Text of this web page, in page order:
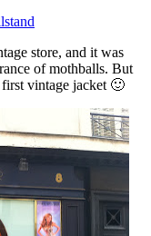
store, and it was
of mothballs. But
vintage jacket 🙂